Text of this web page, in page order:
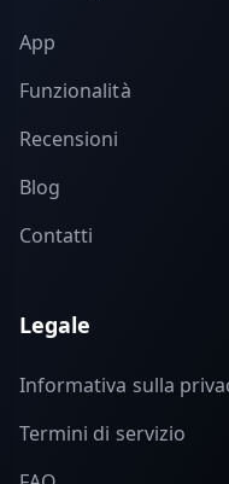
App
Funzionalità
Recensioni
Blog
Contatti
Legale
Informativa sulla
Termini di servizio